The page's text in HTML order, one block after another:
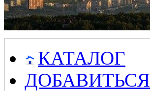
КАТАЛОГ
ДОБАВИТЬСЯ